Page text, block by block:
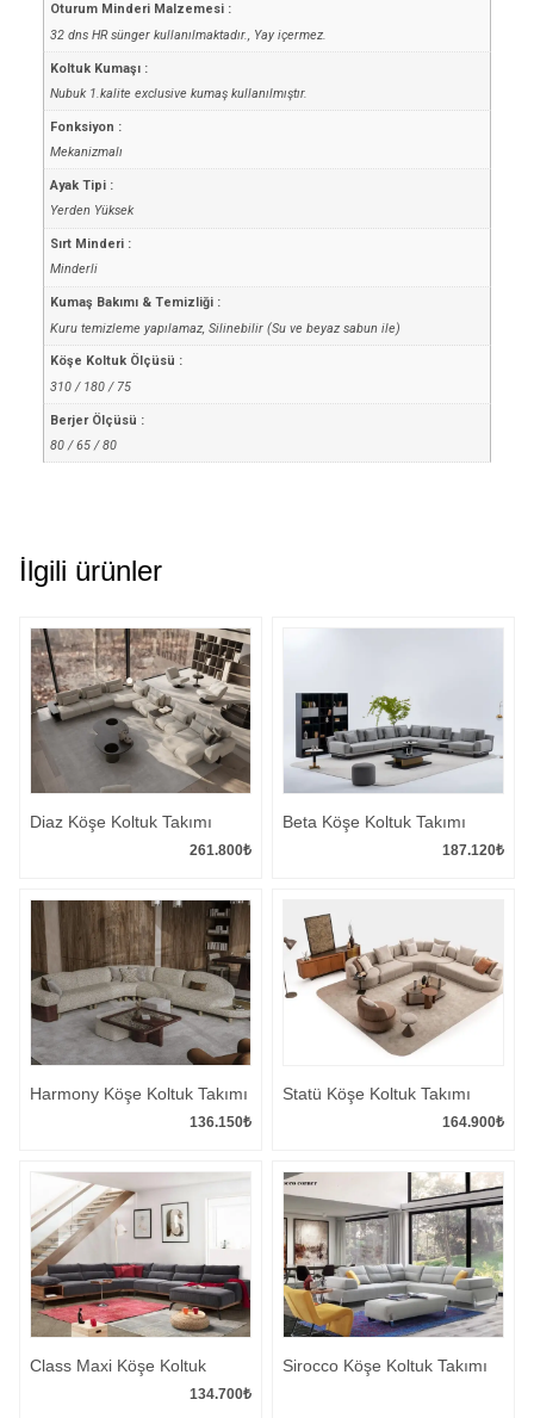
Oturum Minderi Malzemesi :
32 dns HR sünger kullanılmaktadır., Yay içermez.
Koltuk Kumaşı :
Nubuk 1.kalite exclusive kumaş kullanılmıştır.
Fonksiyon :
Mekanizmalı
Ayak Tipi :
Yerden Yüksek
Sırt Minderi :
Minderli
Kumaş Bakımı & Temizliği :
Kuru temizleme yapılamaz, Silinebilir (Su ve beyaz sabun ile)
Köşe Koltuk Ölçüsü :
310 / 180 / 75
Berjer Ölçüsü :
80 / 65 / 80
İlgili ürünler
Diaz Köşe Koltuk Takımı
261.800₺
Beta Köşe Koltuk Takımı
187.120₺
Harmony Köşe Koltuk Takımı
136.150₺
Statü Köşe Koltuk Takımı
164.900₺
Class Maxi Köşe Koltuk
134.700₺
Sirocco Köşe Koltuk Takımı